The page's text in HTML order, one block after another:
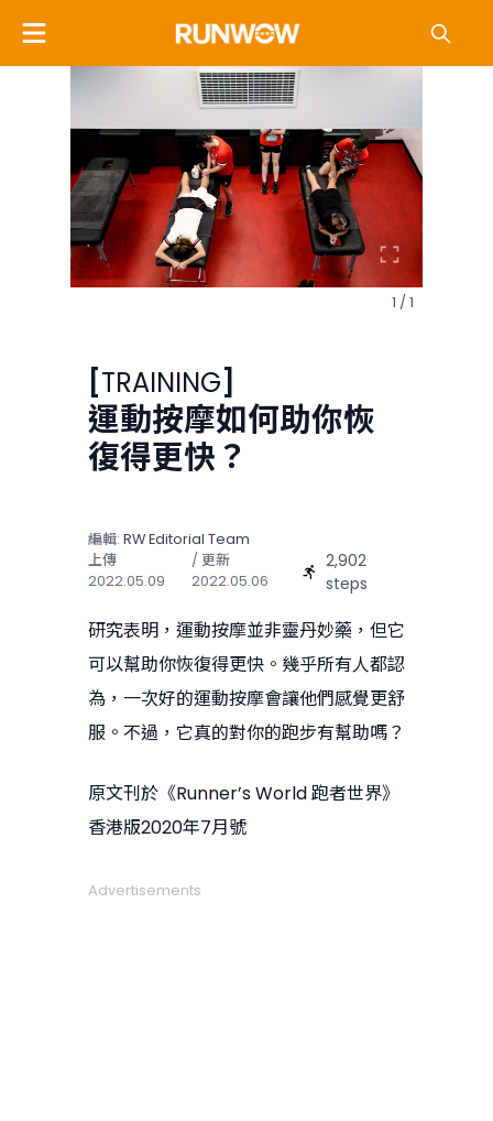
1 / 1
[TRAINING]
運動按摩如何助你恢
復得更快？
編輯: RW Editorial Team
上傳
2022.05.09
/ 更新
2022.05.06
2,902
steps
研究表明，運動按摩並非靈丹妙藥，但它
可以幫助你恢復得更快。幾乎所有人都認
為，一次好的運動按摩會讓他們感覺更舒
服。不過，它真的對你的跑步有幫助嗎？
原文刊於《Runner’s World 跑者世界》
香港版2020年7月號
Advertisements